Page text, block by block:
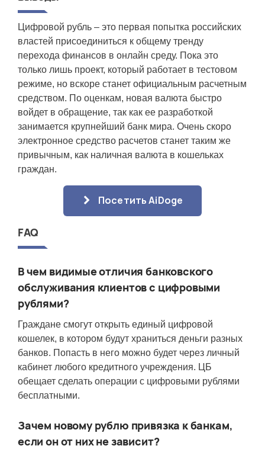
Цифровой рубль – это первая попытка российских
властей присоединиться к общему тренду
перехода финансов в онлайн среду. Пока это
только лишь проект, который работает в тестовом
режиме, но вскоре станет официальным расчетным
средством. По оценкам, новая валюта быстро
войдет в обращение, так как ее разработкой
занимается крупнейший банк мира. Очень скоро
электронное средство расчетов станет таким же
привычным, как наличная валюта в кошельках
граждан.
Посетить AiDoge
FAQ
В чем видимые отличия банковского
обслуживания клиентов с цифровыми
рублями?
Граждане смогут открыть единый цифровой
кошелек, в котором будут храниться деньги разных
банков. Попасть в него можно будет через личный
кабинет любого кредитного учреждения. ЦБ
обещает сделать операции с цифровыми рублями
бесплатными.
Зачем новому рублю привязка к банкам,
если он от них не зависит?